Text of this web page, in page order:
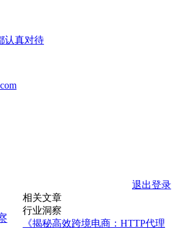
认真对待
退出登录
相关文章
行业洞察
《揭秘高效跨境电商：HTTP代理